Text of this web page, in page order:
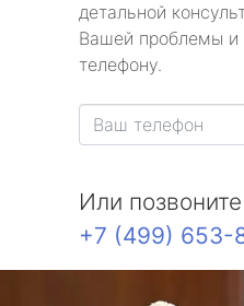
детальной
Вашей проблемы и
телефону.
Или
+7 (499) 653-